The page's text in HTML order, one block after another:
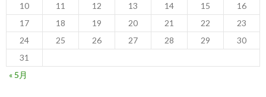
10
11 12 13 14 15
16
17
18 19 20 21 22
23
24
25 26 27 28 29
30
31
« 5月